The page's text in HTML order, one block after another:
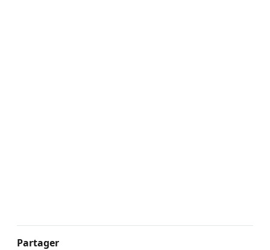
Partager